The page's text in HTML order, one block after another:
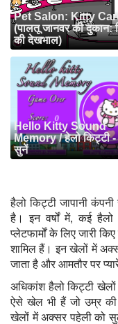
Pet Salon: Kitty
(पालतू जानवर की दुकान:
की देखभाल)
Hello Kitty Sound
Memory / हेलो किट्टी -
सुनें
हैलो किट्टी जापानी कंपनी
है। इन वर्षों में, कई हैलो
प्लेटफार्मों के लिए जारी
शामिल हैं। इन खेलों में
जाता है और आमतौर पर
अधिकांश हैलो किट्टी खेलों
ऐसे खेल भी हैं जो उम्र
खेलों में अक्सर पहेली को